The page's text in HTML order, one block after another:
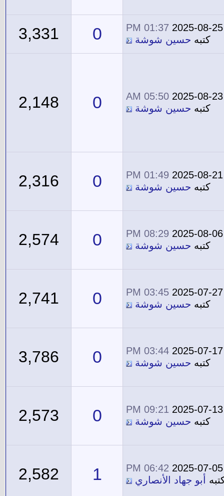
2025-08-25
01:37 PM
كتبه حسين شوشة 0
3,331
2025-08-23
05:50 AM
كتبه حسين شوشة 0
2,148
2025-08-21
01:49 PM
كتبه حسين شوشة 0
2,316
2025-08-06
08:29 PM
كتبه حسين شوشة 0
2,574
2025-07-27
03:45 PM
كتبه حسين شوشة 0
2,741
2025-07-17
03:44 PM
كتبه حسين شوشة 0
3,786
2025-07-13
09:21 PM
كتبه حسين شوشة 0
2,573
2025-07-05
06:42 PM
أبو جهاد الأنصاري 1
2,582